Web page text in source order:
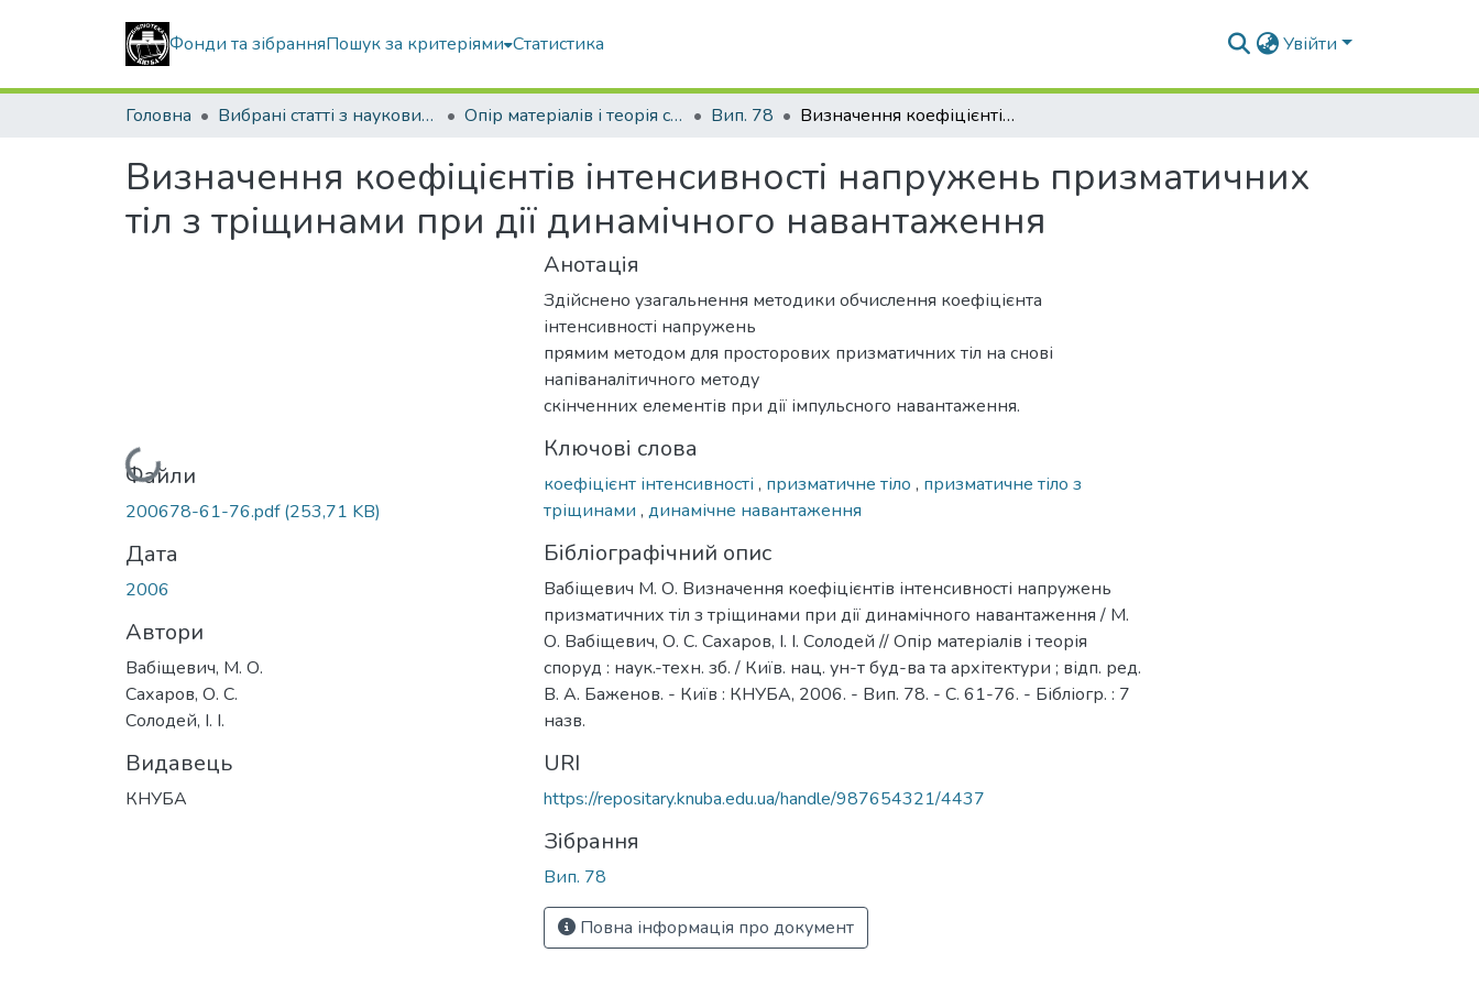
Фонди та зібранняПошук за критеріями Статистика Увійти
Головна Вибрані статті з наукових збірників КНУБА Опір матеріалів і теорія споруд Вип. 78 Визначення коефіцієнтів інтенсивності напружень призматичних тіл з тріщинами при дії динамічного навантаження
Визначення коефіцієнтів інтенсивності напружень призматичних
тіл з тріщинами при дії динамічного навантаження
Вантажиться...
Файли
200678-61-76.pdf(253,71 KB)
Дата
2006
Автори
Вабіщевич, М. О.
Сахаров, О. С.
Солодей, І. І.
Видавець
КНУБА
Анотація
Здійснено узагальнення методики обчислення коефіцієнта
інтенсивності напружень
прямим методом для просторових призматичних тіл на снові
напіваналітичного методу
скінченних елементів при дії імпульсного навантаження.
Ключові слова
коефіцієнт інтенсивності , призматичне тіло , призматичне тіло з
тріщинами , динамічне навантаження
Бібліографічний опис
Вабіщевич М. О. Визначення коефіцієнтів інтенсивності напружень
призматичних тіл з тріщинами при дії динамічного навантаження / М.
О. Вабіщевич, О. С. Сахаров, І. І. Солодей // Опір матеріалів і теорія
споруд : наук.-техн. зб. / Київ. нац. ун-т буд-ва та архітектури ; відп. ред.
В. А. Баженов. - Київ : КНУБА, 2006. - Вип. 78. - С. 61-76. - Бібліогр. : 7
назв.
URI
https://repositary.knuba.edu.ua/handle/987654321/4437
Зібрання
Вип. 78
Повна інформація про документ